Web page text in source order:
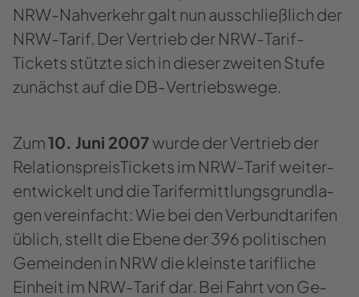
NRW-​​Nahverkehr galt nun aus­schließ­lich der
NRW-​​Tarif. Der Ver­trieb der NRW-​​Tarif-
Tickets stütz­te sich in die­ser zwei­ten Stufe
zu­nächst auf die DB-​​Vertriebswege.
Zum10. Juni 2007wurde der Ver­trieb der
Re­la­ti­ons­prei­s­Ti­ckets im NRW-​​Tarif wei­ter­
ent­wi­ckelt und die Ta­rifer­mitt­lungs­grund­la­
gen ver­ein­facht: Wie bei den Ver­bund­ta­ri­fen
üb­lich, stellt die Ebene der 396 po­li­ti­schen
Ge­mein­den in NRW die kleins­te ta­rif­li­che
Ein­heit im NRW-​​Tarif dar. Bei Fahrt von Ge­